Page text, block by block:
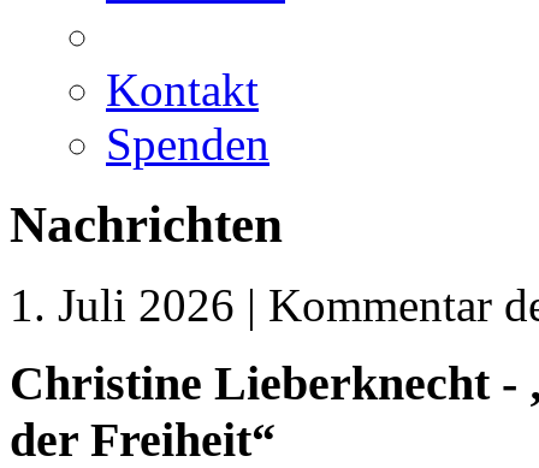
Kontakt
Spenden
Nachrichten
1. Juli 2026 | Kommentar
Christine Lieberknecht -
der Freiheit“